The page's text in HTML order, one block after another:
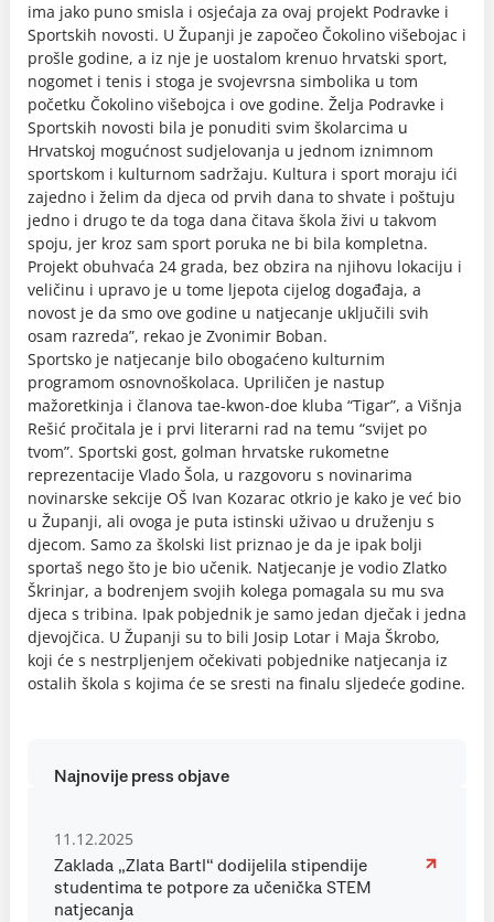
ima jako puno smisla i osjećaja za ovaj projekt Podravke i
Sportskih novosti. U Županji je započeo Čokolino višebojac i
prošle godine, a iz nje je uostalom krenuo hrvatski sport,
nogomet i tenis i stoga je svojevrsna simbolika u tom
početku Čokolino višebojca i ove godine. Želja Podravke i
Sportskih novosti bila je ponuditi svim školarcima u
Hrvatskoj mogućnost sudjelovanja u jednom iznimnom
sportskom i kulturnom sadržaju. Kultura i sport moraju ići
zajedno i želim da djeca od prvih dana to shvate i poštuju
jedno i drugo te da toga dana čitava škola živi u takvom
spoju, jer kroz sam sport poruka ne bi bila kompletna.
Projekt obuhvaća 24 grada, bez obzira na njihovu lokaciju i
veličinu i upravo je u tome ljepota cijelog događaja, a
novost je da smo ove godine u natjecanje uključili svih
osam razreda”, rekao je Zvonimir Boban.
Sportsko je natjecanje bilo obogaćeno kulturnim
programom osnovnoškolaca. Upriličen je nastup
mažoretkinja i članova tae-kwon-doe kluba “Tigar”, a Višnja
Rešić pročitala je i prvi literarni rad na temu “svijet po
tvom”. Sportski gost, golman hrvatske rukometne
reprezentacije Vlado Šola, u razgovoru s novinarima
novinarske sekcije OŠ Ivan Kozarac otkrio je kako je već bio
u Županji, ali ovoga je puta istinski uživao u druženju s
djecom. Samo za školski list priznao je da je ipak bolji
sportaš nego što je bio učenik. Natjecanje je vodio Zlatko
Škrinjar, a bodrenjem svojih kolega pomagala su mu sva
djeca s tribina. Ipak pobjednik je samo jedan dječak i jedna
djevojčica. U Županji su to bili Josip Lotar i Maja Škrobo,
koji će s nestrpljenjem očekivati pobjednike natjecanja iz
ostalih škola s kojima će se sresti na finalu sljedeće godine.
Najnovije press objave
11.12.2025
Zaklada „Zlata Bartl“ dodijelila stipendije
studentima te potpore za učenička STEM
natjecanja